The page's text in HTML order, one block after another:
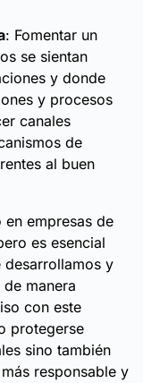
: Fomentar un
se sientan
y donde
y procesos
canales
de
al buen
empresas de
es esencial
desarrollamos y
manera
con este
protegerse
sino también
responsable y